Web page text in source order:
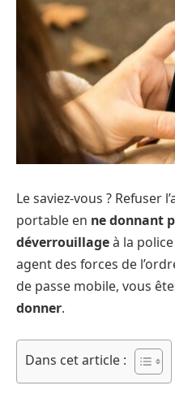
Le saviez-vous ? Refuser
portable en ne donnant
déverrouillageà la
agent des forces de
de passe mobile, vous
donner.
Dans cet article :